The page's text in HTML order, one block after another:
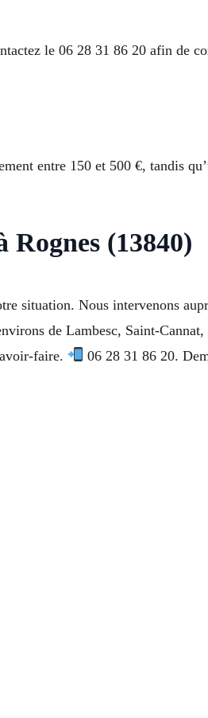
le 06 28 31 86 20 afin de
entre 150 et 500 €, tandis
(13840)
situation. Nous intervenons
de Lambesc, Saint-
faire.
06 28 31 86 20.